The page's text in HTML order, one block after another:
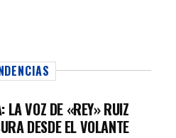
LA VOZ DE «REY» RUIZ
DESDE EL VOLANTE